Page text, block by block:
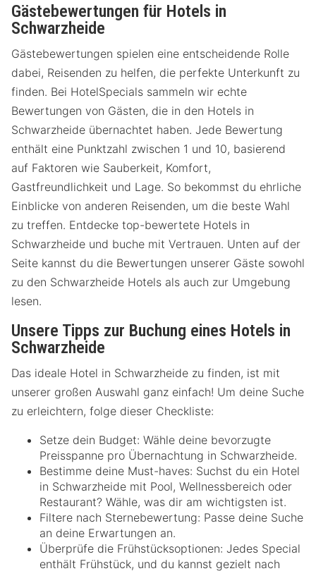
Gästebewertungen für Hotels in
Schwarzheide
Gästebewertungen spielen eine entscheidende Rolle
dabei, Reisenden zu helfen, die perfekte Unterkunft zu
finden. Bei HotelSpecials sammeln wir echte
Bewertungen von Gästen, die in den Hotels in
Schwarzheide übernachtet haben. Jede Bewertung
enthält eine Punktzahl zwischen 1 und 10, basierend
auf Faktoren wie Sauberkeit, Komfort,
Gastfreundlichkeit und Lage. So bekommst du ehrliche
Einblicke von anderen Reisenden, um die beste Wahl
zu treffen. Entdecke top-bewertete Hotels in
Schwarzheide und buche mit Vertrauen. Unten auf der
Seite kannst du die Bewertungen unserer Gäste sowohl
zu den Schwarzheide Hotels als auch zur Umgebung
lesen.
Unsere Tipps zur Buchung eines Hotels in
Schwarzheide
Das ideale Hotel in Schwarzheide zu finden, ist mit
unserer großen Auswahl ganz einfach! Um deine Suche
zu erleichtern, folge dieser Checkliste:
Setze dein Budget: Wähle deine bevorzugte
Preisspanne pro Übernachtung in Schwarzheide.
Bestimme deine Must-haves: Suchst du ein Hotel
in Schwarzheide mit Pool, Wellnessbereich oder
Restaurant? Wähle, was dir am wichtigsten ist.
Filtere nach Sternebewertung: Passe deine Suche
an deine Erwartungen an.
Überprüfe die Frühstücksoptionen: Jedes Special
enthält Frühstück, und du kannst gezielt nach